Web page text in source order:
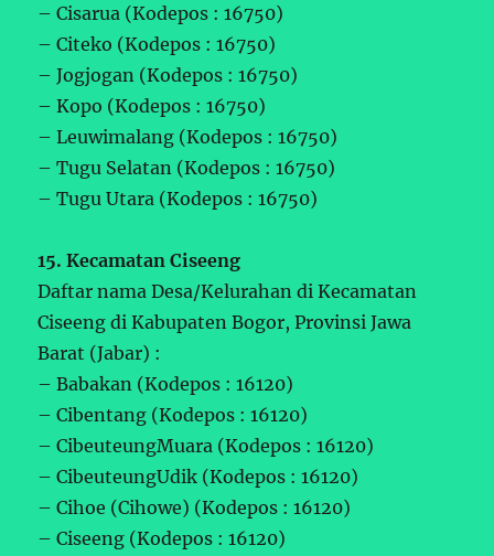
– Cisarua (Kodepos : 16750)
– Citeko (Kodepos : 16750)
– Jogjogan (Kodepos : 16750)
– Kopo (Kodepos : 16750)
– Leuwimalang (Kodepos : 16750)
– Tugu Selatan (Kodepos : 16750)
– Tugu Utara (Kodepos : 16750)
15. Kecamatan Ciseeng
Daftar nama Desa/Kelurahan di Kecamatan
Ciseeng di Kabupaten Bogor, Provinsi Jawa
Barat (Jabar) :
– Babakan (Kodepos : 16120)
– Cibentang (Kodepos : 16120)
– CibeuteungMuara (Kodepos : 16120)
– CibeuteungUdik (Kodepos : 16120)
– Cihoe (Cihowe) (Kodepos : 16120)
– Ciseeng (Kodepos : 16120)